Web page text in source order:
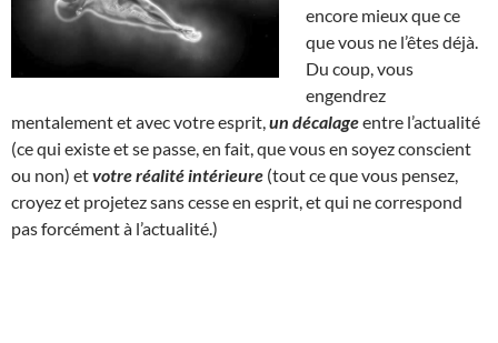
encore mieux que ce
que vous ne l’êtes déjà.
Du coup, vous
engendrez
mentalement et avec votre esprit, un décalageentre l’actualité
(ce qui existe et se passe, en fait, que vous en soyez conscient
ou non) etvotre réalité intérieure (tout ce que vous pensez,
croyez et projetez sans cesse en esprit, et qui ne correspond
pas forcément à l’actualité.)